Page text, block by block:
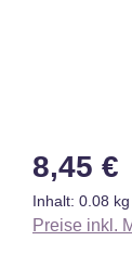
Regulärer
8,45 €
Inhalt: 0.08 kg
Preise inkl.